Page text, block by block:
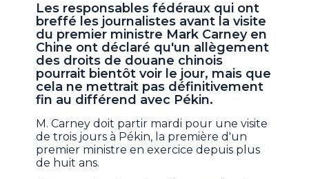
Les responsables fédéraux qui ont
breffé les journalistes avant la visite
du premier ministre Mark Carney en
Chine ont déclaré qu'un allègement
des droits de douane chinois
pourrait bientôt voir le jour, mais que
cela ne mettrait pas définitivement
fin au différend avec Pékin.
M. Carney doit partir mardi pour une visite
de trois jours à Pékin, la première d'un
premier ministre en exercice depuis plus
de huit ans.